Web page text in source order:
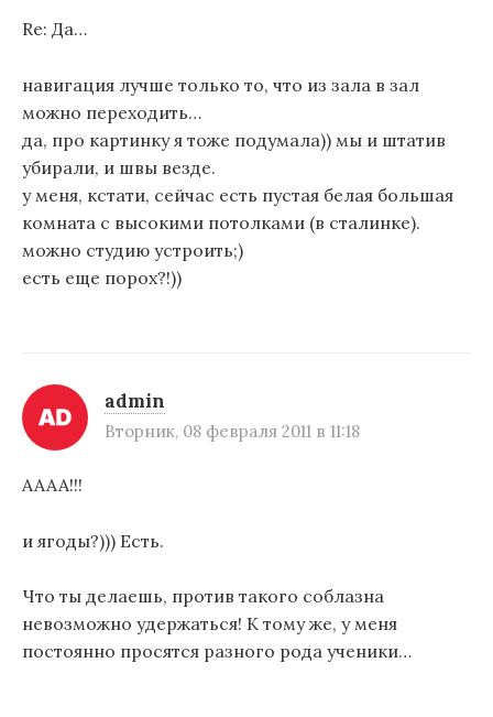
Re: Да…
навигация лучше только то, что из зала в зал
можно переходить…
да, про картинку я тоже подумала)) мы и штатив
убирали, и швы везде.
у меня, кстати, сейчас есть пустая белая большая
комната с высокими потолками (в сталинке).
можно студию устроить;)
есть еще порох?!))
admin
Вторник, 08 февраля 2011 в 11:18
АААА!!!
и ягоды?))) Есть.
Что ты делаешь, против такого соблазна
невозможно удержаться! К тому же, у меня
постоянно просятся разного рода ученики…